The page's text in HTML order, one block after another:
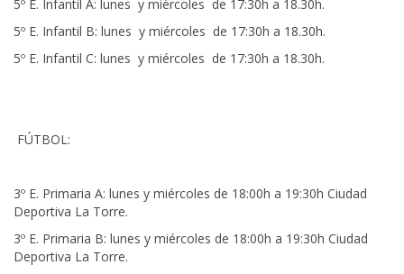
5º E. Infantil A: lunes y miércoles de 17:30h a 18.30h.
5º E. Infantil B: lunes y miércoles de 17:30h a 18.30h.
5º E. Infantil C: lunes y miércoles de 17:30h a 18.30h.
FÚTBOL:
3º E. Primaria A: lunes y miércoles de 18:00h a 19:30h Ciudad
Deportiva La Torre.
3º E. Primaria B: lunes y miércoles de 18:00h a 19:30h Ciudad
Deportiva La Torre.